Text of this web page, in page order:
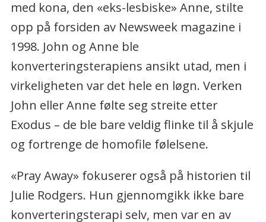
med kona, den «eks-lesbiske» Anne, stilte
opp på forsiden av Newsweek magazine i
1998. John og Anne ble
konverteringsterapiens ansikt utad, men i
virkeligheten var det hele en løgn. Verken
John eller Anne følte seg streite etter
Exodus – de ble bare veldig flinke til å skjule
og fortrenge de homofile følelsene.
«Pray Away» fokuserer også på historien til
Julie Rodgers. Hun gjennomgikk ikke bare
konverteringsterapi selv, men var en av